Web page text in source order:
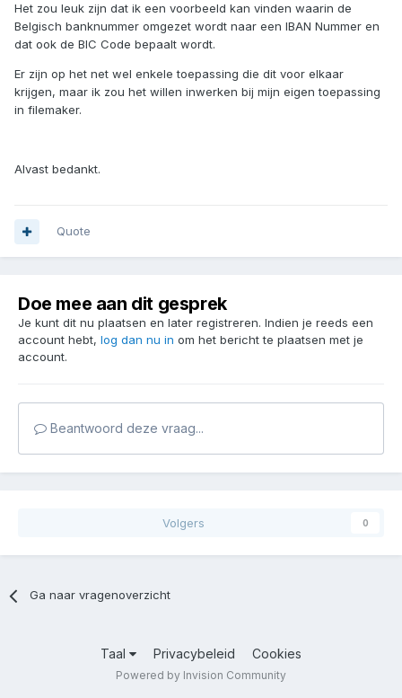
Het zou leuk zijn dat ik een voorbeeld kan vinden waarin de
Belgisch banknummer omgezet wordt naar een IBAN Nummer en
dat ook de BIC Code bepaalt wordt.
Er zijn op het net wel enkele toepassing die dit voor elkaar
krijgen, maar ik zou het willen inwerken bij mijn eigen toepassing
in filemaker.
Alvast bedankt.
Quote
Doe mee aan dit gesprek
Je kunt dit nu plaatsen en later registreren. Indien je reeds een
account hebt, log dan nu in om het bericht te plaatsen met je
account.
Beantwoord deze vraag...
Volgers 0
Ga naar vragenoverzicht
Taal Privacybeleid Cookies
Powered by Invision Community